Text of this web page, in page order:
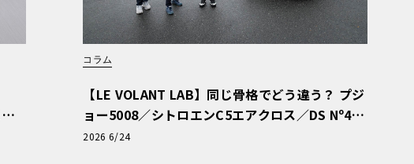
コラム
【LE VOLANT LAB】同じ骨格でどう違う？ プジ
ョー5008／シトロエンC5エアクロス／DS Nº4
読者一気乗りレポート
2026 6/24